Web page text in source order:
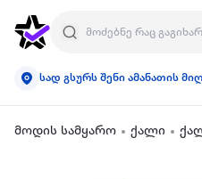
სად გსურს შენი ამანათის
მოდის სამყარო ქალი